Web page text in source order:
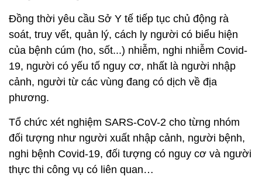
Đồng thời yêu cầu Sở Y tế tiếp tục chủ động rà
soát, truy vết, quản lý, cách ly người có biểu hiện
của bệnh cúm (ho, sốt...) nhiễm, nghi nhiễm Covid-
19, người có yếu tố nguy cơ, nhất là người nhập
cảnh, người từ các vùng đang có dịch về địa
phương.
Tổ chức xét nghiệm SARS-CoV-2 cho từng nhóm
đối tượng như người xuất nhập cảnh, người bệnh,
nghi bệnh Covid-19, đối tượng có nguy cơ và người
thực thi công vụ có liên quan…